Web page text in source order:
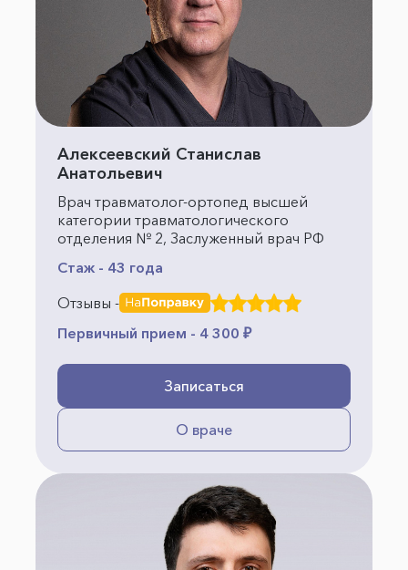
Алексеевский Станислав
Анатольевич
Врач травматолог-ортопед высшей
категории травматологического
отделения № 2, Заслуженный врач РФ
Стаж - 43 года
Отзывы -
Первичный прием - 4 300 ₽
Записаться
О враче